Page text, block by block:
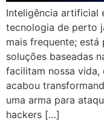
Inteligência artificial
tecnologia de perto
mais frequente;
soluções baseadas
facilitam nossa
acabou
uma arma para
hackers […]